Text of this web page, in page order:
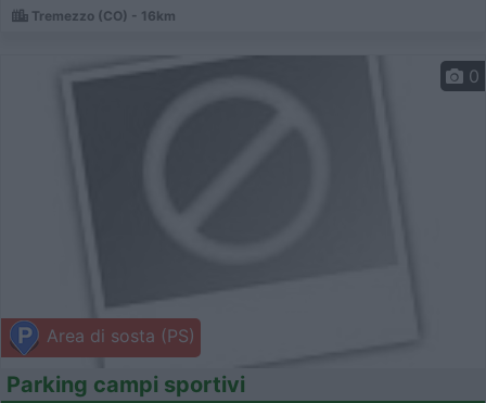
Tremezzo (CO) - 16km
Area di sosta (PS)
0
Parking campi sportivi